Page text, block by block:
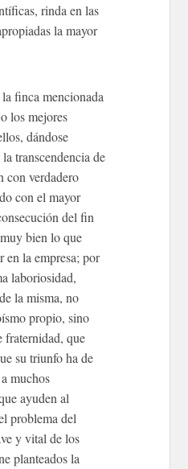
rinda en las
la mayor
finca mencionada
los mejores
dándose
transcendencia de
con verdadero
con el mayor
del fin
bien lo que
en la empresa; por
laboriosidad,
la misma, no
propio, sino
fraternidad, que
su triunfo ha de
muchos
ayuden al
problema del
y vital de los
planteados la